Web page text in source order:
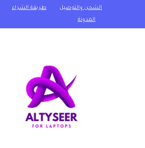
الشحن والتوصيل طريقة الشراء
المدونة